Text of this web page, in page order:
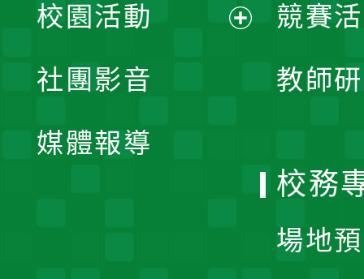
競賽
教師
開
校園活動
社團影音
媒體報導
校務
場地